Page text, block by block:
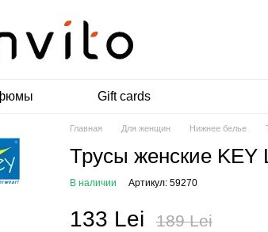
Gift cards
Главная Для женщин Нижнее белье
Трусы женские KEY
В наличии Артикул: 59270
133 Lei 189 Lei